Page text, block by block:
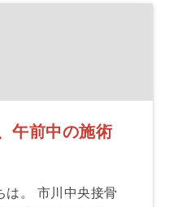
午前中の施術
は。 市川中央接骨